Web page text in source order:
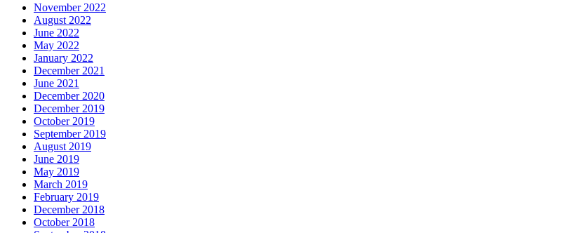
November 2022
August 2022
June 2022
May 2022
January 2022
December 2021
June 2021
December 2020
December 2019
October 2019
September 2019
August 2019
June 2019
May 2019
March 2019
February 2019
December 2018
October 2018